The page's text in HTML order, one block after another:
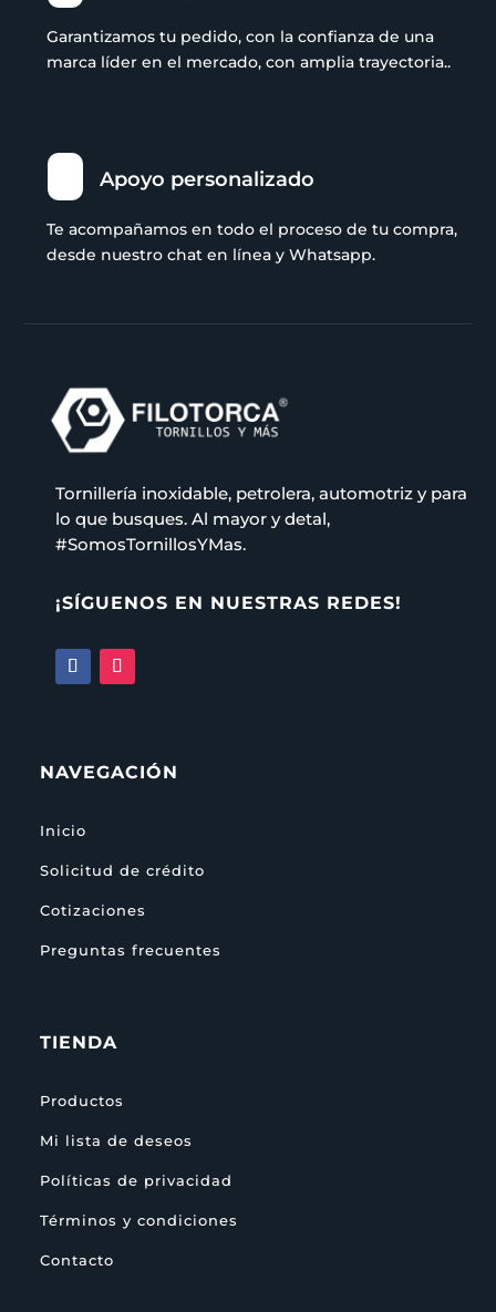
Garantizamos tu pedido, con la confianza de una
marca líder en el mercado, con amplia trayectoria..
Apoyo personalizado
Te acompañamos en todo el proceso de tu compra,
desde nuestro chat en línea y Whatsapp.
Tornillería inoxidable, petrolera, automotriz y para
lo que busques. Al mayor y detal,
#SomosTornillosYMas.
¡SÍGUENOS EN NUESTRAS REDES!
NAVEGACIÓN
Inicio
Solicitud de crédito
Cotizaciones
Preguntas frecuentes
TIENDA
Productos
Mi lista de deseos
Políticas de privacidad
Términos y condiciones
Contacto